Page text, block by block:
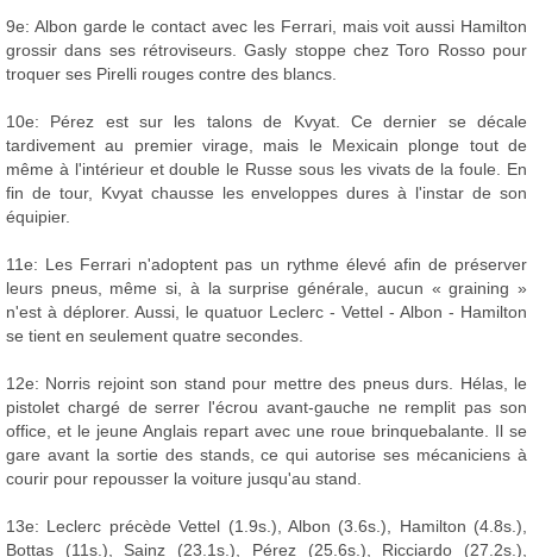
9e: Albon garde le contact avec les Ferrari, mais voit aussi Hamilton
grossir dans ses rétroviseurs. Gasly stoppe chez Toro Rosso pour
troquer ses Pirelli rouges contre des blancs.
10e: Pérez est sur les talons de Kvyat. Ce dernier se décale
tardivement au premier virage, mais le Mexicain plonge tout de
même à l'intérieur et double le Russe sous les vivats de la foule. En
fin de tour, Kvyat chausse les enveloppes dures à l'instar de son
équipier.
11e: Les Ferrari n'adoptent pas un rythme élevé afin de préserver
leurs pneus, même si, à la surprise générale, aucun « graining »
n'est à déplorer. Aussi, le quatuor Leclerc - Vettel - Albon - Hamilton
se tient en seulement quatre secondes.
12e: Norris rejoint son stand pour mettre des pneus durs. Hélas, le
pistolet chargé de serrer l'écrou avant-gauche ne remplit pas son
office, et le jeune Anglais repart avec une roue brinquebalante. Il se
gare avant la sortie des stands, ce qui autorise ses mécaniciens à
courir pour repousser la voiture jusqu'au stand.
13e: Leclerc précède Vettel (1.9s.), Albon (3.6s.), Hamilton (4.8s.),
Bottas (11s.), Sainz (23.1s.), Pérez (25.6s.), Ricciardo (27.2s.),